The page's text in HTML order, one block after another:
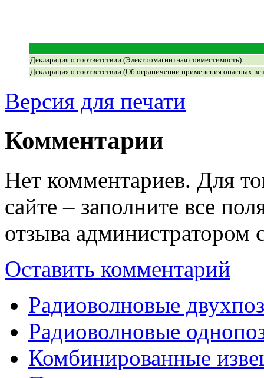
Декларация о соответствии (Электромагнитная совместимость)
Декларация о соответствии (Об ограничении применения опасных
Версия для печати
Комментарии
Нет комментариев. Для
сайте – заполните все
отзыва администратором
Оставить комментарий
Радиоволновые
Радиоволновые
Комбинированные